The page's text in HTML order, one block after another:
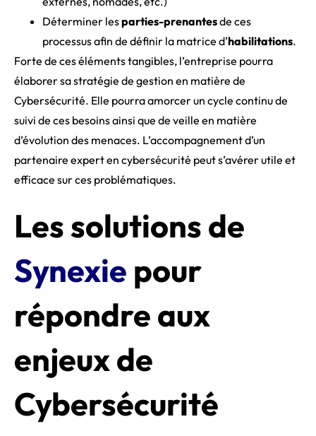
Déterminer lesparties-prenantesde ces
processus afin de définir la matrice d’habilitations.
Forte de ces éléments tangibles, l’entreprise pourra
élaborer sa stratégie de gestion en matière de
Cybersécurité. Elle pourra amorcer un cycle continu de
suivi de ces besoins ainsi que de veille en matière
d’évolution des menaces. L’accompagnement d’un
partenaire expert en cybersécurité peut s’avérer utile et
efficace sur ces problématiques.
Les solutions de
Synexie pour
répondre aux
enjeux de
Cybersécurité